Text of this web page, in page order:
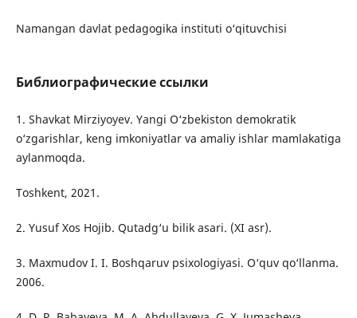
Namangan davlat pedagogika instituti o‘qituvchisi
Библиографические ссылки
1. Shavkat Mirziyoyev. Yangi O‘zbekiston demokratik
o‘zgarishlar, keng imkoniyatlar va amaliy ishlar mamlakatiga
aylanmoqda.
Toshkent, 2021.
2. Yusuf Xos Hojib. Qutadg‘u bilik asari. (XI asr).
3. Maxmudov I. I. Boshqaruv psixologiyasi. O‘quv qo‘llanma.
2006.